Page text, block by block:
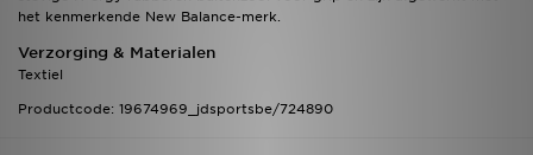
het kenmerkende New Balance-merk.
Verzorging & Materialen
Textiel
Productcode: 19674969_jdsportsbe/724890